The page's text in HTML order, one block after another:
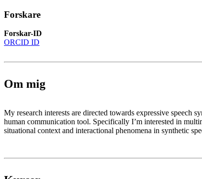
Forskare
Forskar-ID
ORCID ID
Om mig
My research interests are directed towards expressive speech
human communication tool. Specifically I’m interested in
situational context and interactional phenomena in synthetic